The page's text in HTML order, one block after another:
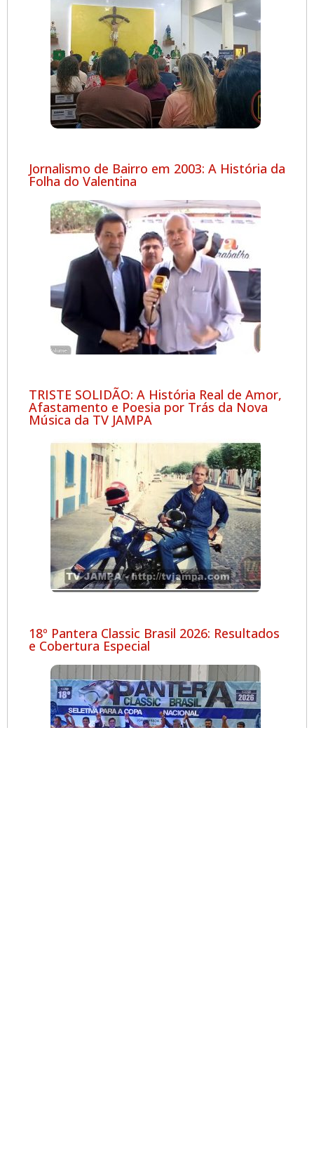
Jornalismo de Bairro em 2003: A História da
Folha do Valentina
TRISTE SOLIDÃO: A História Real de Amor,
Afastamento e Poesia por Trás da Nova
Música da TV JAMPA
18º Pantera Classic Brasil 2026: Resultados
e Cobertura Especial